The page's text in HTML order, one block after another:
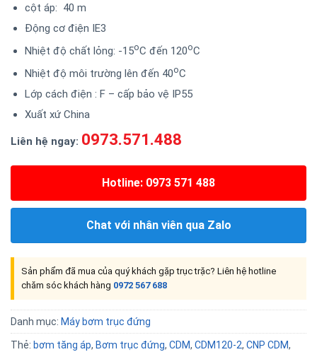
cột áp: 40 m
Động cơ điện IE3
Nhiệt độ chất lỏng: -15oC đến 120oC
Nhiệt độ môi trường lên đến 40oC
Lớp cách điện : F – cấp bảo vệ IP55
Xuất xứ China
Liên hệ ngay: 0973.571.488
Hotline: 0973 571 488
Chat với nhân viên qua Zalo
Sản phẩm đã mua của quý khách gặp trục trặc? Liên hệ hotline
chăm sóc khách hàng 0972 567 688
Danh mục: Máy bơm trục đứng
Thẻ: bơm tăng áp, Bơm trục đứng, CDM, CDM120-2, CNP CDM,